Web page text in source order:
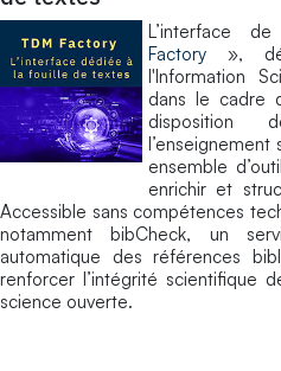
L’interface
Factory »,
l'Information
dans le cadre
disposition
ensemble
enrichir et
Accessible sans compétences
notamment bibCheck, un
automatique des références
renforcer l’intégrité scientifique
science ouverte.